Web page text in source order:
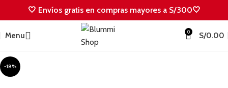
🤍 Envíos gratis en compras mayores a S/300🤍
Menu 0 S/0.00
-18%